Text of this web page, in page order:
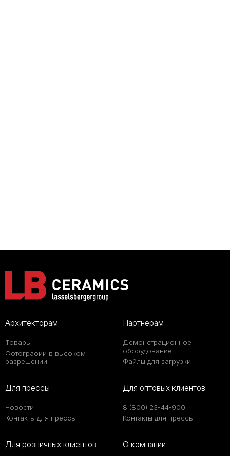
Архитекторам
Товары
Фотографии в высоком
разрешении
Партнерам
Демонстрационное
оборудование
Файлы для загрузки
Для прессы
Новости
Контакты для прессы
Для оптовых клиентов
8 (800) 23-44-900
Контакты для прессы
Для розничных клиентов О компании